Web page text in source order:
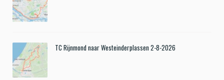
TC Rijnmond naar Westeinderplassen 2-8-2026